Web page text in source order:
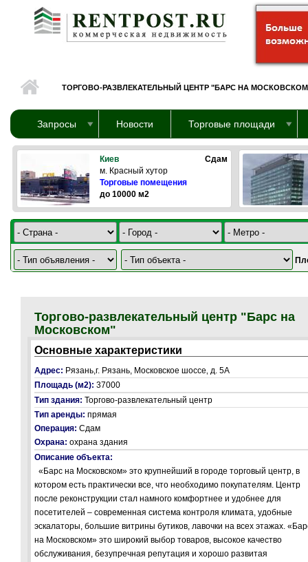
Перейти к основному содержанию
ТОРГОВО-РАЗВЛЕКАТЕЛЬНЫЙ ЦЕНТР "БАРС НА
Запросы Новости Торговые площади
Киев
Сдам
м. Красный хутор
Торговые помещения
до 10000 м2
Торгово-развлекательный центр "Барс на
Московском"
Основные характеристики
Адрес: Рязань,г. Рязань, Московское шоссе‚ д. 5А
Площадь (м2): 37000
Тип здания: Торгово-развлекательный центр
Тип аренды: прямая
Операция: Сдам
Охрана: охрана здания
Описание объекта:
«Барс на Московском» это крупнейший в городе торговый центр, в
котором есть практически все, что необходимо покупателям. Центр
после реконструкции стал намного комфортнее и удобнее для
посетителей – современная система контроля климата, удобные
эскалаторы, большие витрины бутиков, лавочки на всех этажах.
на Московском» это широкий выбор товаров, высокое качество
обслуживания, безупречная репутация и хорошо развитая